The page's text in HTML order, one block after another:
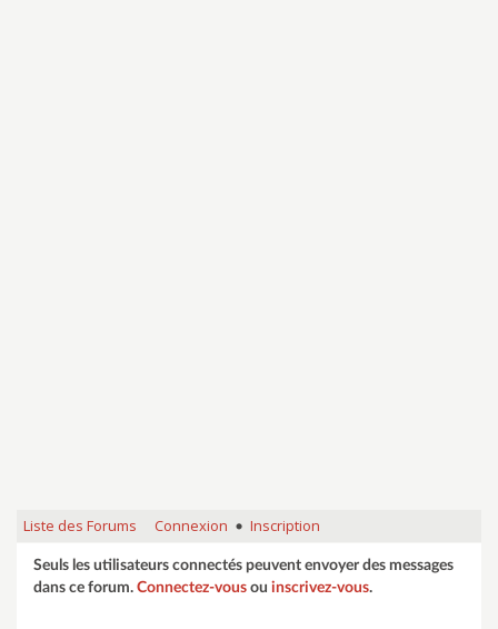
Liste des Forums Connexion • Inscription
Seuls les utilisateurs connectés peuvent envoyer des messages
dans ce forum. Connectez-vous ou inscrivez-vous.